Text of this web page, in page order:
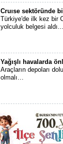
Cruıse sektöründe
Türkiye'de ilk kez bir
yolculuk belgesi aldı...
Yağışlı havalarda
Araçların depoları
olmalı…